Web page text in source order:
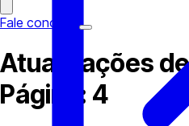
Fale conosco
Atualizações
Página: 4